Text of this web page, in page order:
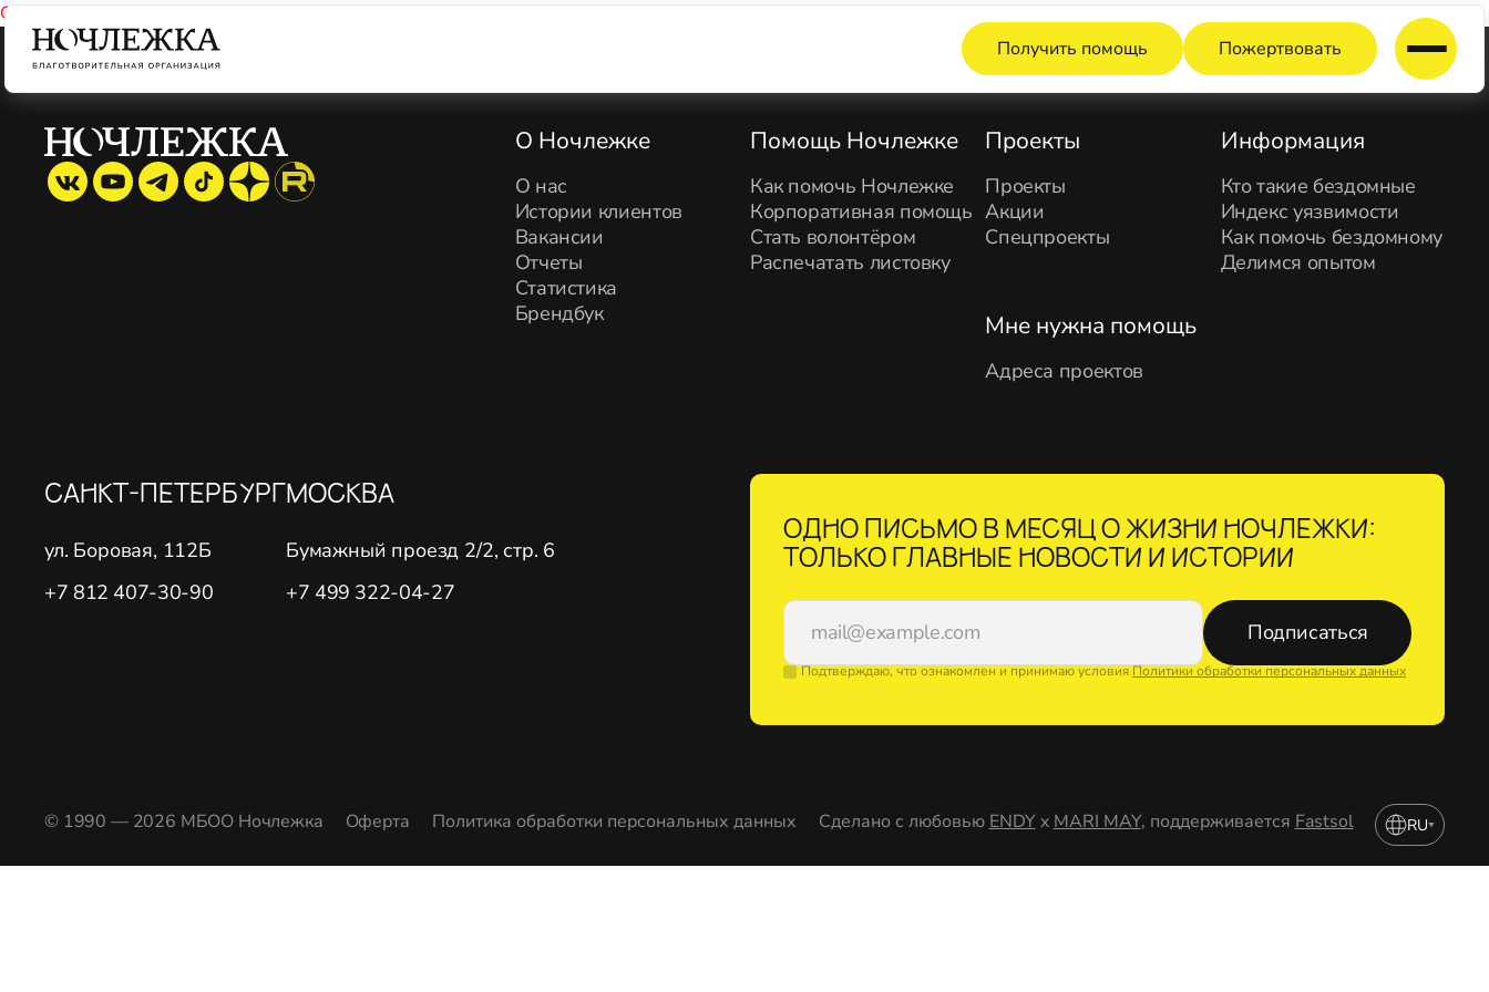
Получить помощь Пожертвовать
Cannot find 'interview' template with page 'detail'
О Ночлежке
О нас
Истории клиентов
Вакансии
Отчеты
Статистика
Брендбук
Помощь Ночлежке
Как помочь Ночлежке
Корпоративная помощь
Стать волонтёром
Распечатать листовку
Проекты
Проекты
Акции
Спецпроекты
Информация
Кто такие бездомные
Индекс уязвимости
Как помочь бездомному
Делимся опытом
Мне нужна помощь
Адреса проектов
САНКТ-ПЕТЕРБУРГ
ул. Боровая, 112Б
+7 812 407-30-90
МОСКВА
Бумажный проезд 2/2, стр. 6
+7 499 322-04-27
ОДНО ПИСЬМО В МЕСЯЦ О ЖИЗНИ НОЧЛЕЖКИ:
ТОЛЬКО ГЛАВНЫЕ НОВОСТИ И ИСТОРИИ
Подписаться
Подтверждаю, что ознакомлен и принимаю условияПолитики обработки персональных данных
© 1990 — 2026 МБОО Ночлежка Оферта Политика обработки персональных данных Сделано с любовью ENDY x MARI MAY, поддерживается Fastsol RU